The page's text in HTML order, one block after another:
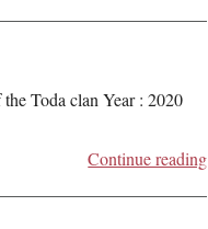
Toda clan Year : 2020
Continue reading